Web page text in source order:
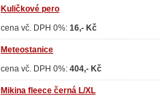
Kuličkové pero
cena vč. DPH 0%: 16,- Kč
Meteostanice
cena vč. DPH 0%: 404,- Kč
Mikina fleece černá L/XL